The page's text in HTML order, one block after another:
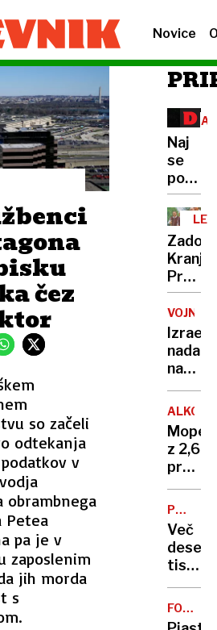
Novice
čez
so začeli
odtekanja
v
obrambnega
Petea
pa je v
zaposlenim
jih morda
s
Naj
se
s
pred
Prvi
ki je
igral
Titu
za
VOJNA
Izrael
napade
širi
v
Gazi
z 2,6
padel
pod
PROTI
Več
deset
tisoč
v
Franciji
1